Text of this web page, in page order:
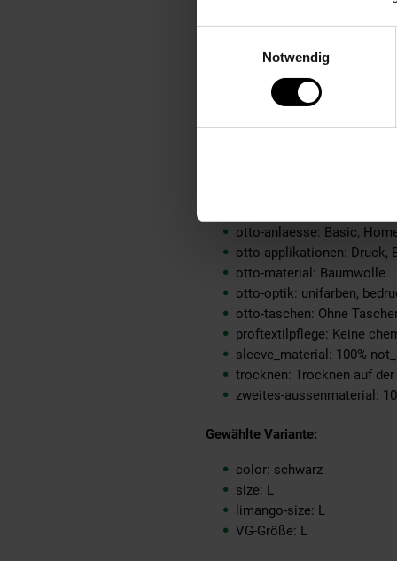
Notwendig
material-futter-innenjacke:
material-kunstfellkragen:
material-oberstoff-
material-oberstoff-
material-oberstoff-
material-oberstoff-
material-oberstoff-oberer-
otto-anlaesse: Basic,
otto-applikationen: Druck,
otto-material: Baumwolle
otto-optik: unifarben,
otto-taschen: Ohne
proftextilpflege: Keine
sleeve_material: 100%
trocknen: Trocknen auf
zweites-aussenmaterial:
Gewählte Variante:
color: schwarz
size: L
limango-size: L
VG-Größe: L